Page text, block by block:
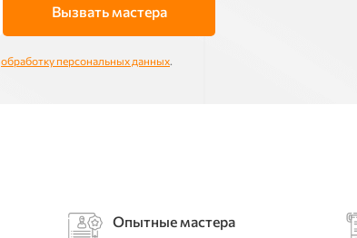
Вызвать мастера
обработку персональных данных.
Опытные мастера